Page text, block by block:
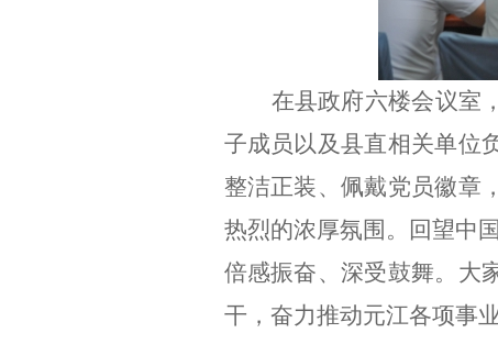
在县政府六楼会议室
子成员以及县直相关单位
整洁正装、佩戴党员徽章
热烈的浓厚氛围。回望中
倍感振奋、深受鼓舞。大
干，奋力推动元江各项事